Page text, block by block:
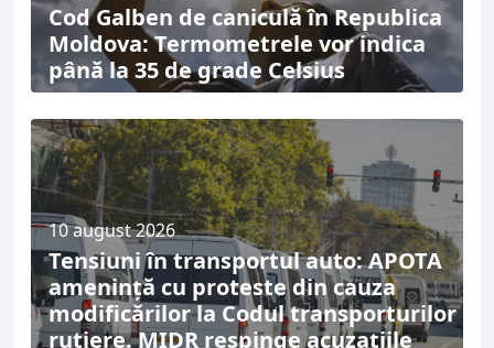
Cod Galben de caniculă în Republica
Moldova: Termometrele vor indica
până la 35 de grade Celsius
10 august 2026
Tensiuni în transportul auto: APOTA
amenință cu proteste din cauza
modificărilor la Codul transporturilor
rutiere. MIDR respinge acuzațiile